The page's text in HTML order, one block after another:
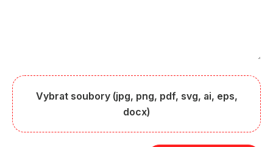
Vybrat soubory (jpg, png, pdf, svg, ai, eps,
docx)